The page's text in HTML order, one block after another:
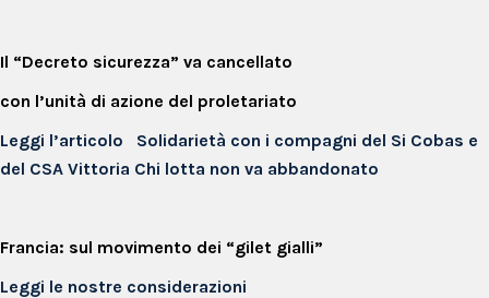
Il “Decreto sicurezza” va cancellato
con l’unità di azione del proletariato
Leggi l’articolo
Solidarietà con i compagni del Si Cobas e
del CSA Vittoria Chi lotta non va abbandonato
Francia: sul movimento dei “gilet gialli”
Leggi le nostre considerazioni